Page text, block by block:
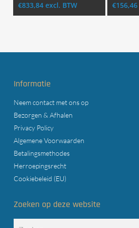
€833,84 excl. BTW €156,46
Informatie
Neem contact met ons op
Bezorgen & Afhalen
Privacy Policy
Algemene Voorwaarden
Betalingsmethodes
Herroepingsrecht
Cookiebeleid (EU)
Zoeken op deze website